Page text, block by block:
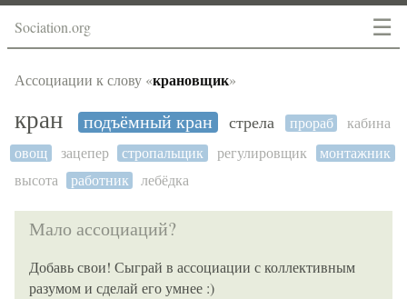
☰
Sociation.org
Ассоциации к слову «крановщик»
кран подъёмный кран стрела прораб
кабина
овощ
зацепер стропальщик регулировщик
монтажник
высота
работник лебёдка
Мало ассоциаций?
Добавь свои! Сыграй в ассоциации с коллективным
разумом и сделай его умнее :)